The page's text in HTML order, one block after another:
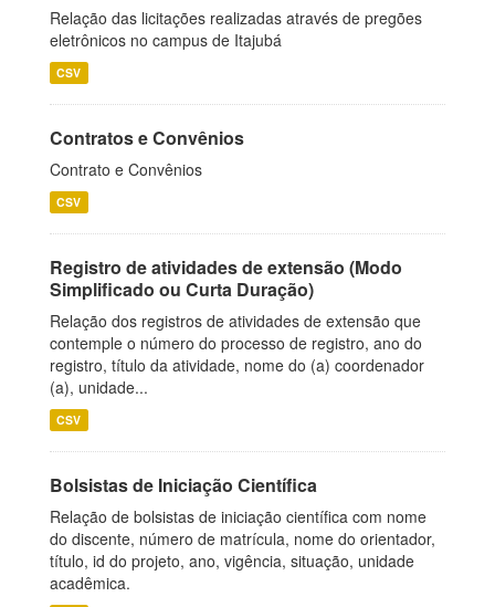
Relação das licitações realizadas através de pregões
eletrônicos no campus de Itajubá
CSV
Contratos e Convênios
Contrato e Convênios
CSV
Registro de atividades de extensão (Modo
Simplificado ou Curta Duração)
Relação dos registros de atividades de extensão que
contemple o número do processo de registro, ano do
registro, título da atividade, nome do (a) coordenador
(a), unidade...
CSV
Bolsistas de Iniciação Científica
Relação de bolsistas de iniciação científica com nome
do discente, número de matrícula, nome do orientador,
título, id do projeto, ano, vigência, situação, unidade
acadêmica.